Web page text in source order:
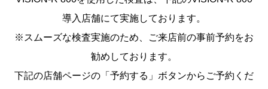
導入店舗にて実施しております。
※スムーズな検査実施のため、ご来店前の事前予約をお
勧めしております。
下記の店舗ページの「予約する」ボタンからご予約くだ